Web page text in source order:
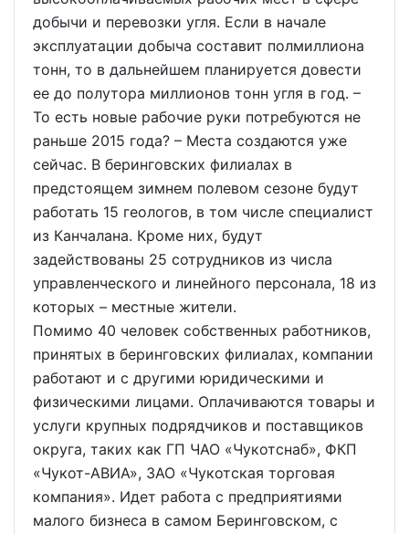
добычи и перевозки угля. Если в начале
эксплуатации добыча составит полмиллиона
тонн, то в дальнейшем планируется довести
ее до полутора миллионов тонн угля в год. –
То есть новые рабочие руки потребуются не
раньше 2015 года? – Места создаются уже
сейчас. В беринговских филиалах в
предстоящем зимнем полевом сезоне будут
работать 15 геологов, в том числе специалист
из Канчалана. Кроме них, будут
задействованы 25 сотрудников из числа
управленческого и линейного персонала, 18 из
которых – местные жители.
Помимо 40 человек собственных работников,
принятых в беринговских филиалах, компании
работают и с другими юридическими и
физическими лицами. Оплачиваются товары и
услуги крупных подрядчиков и поставщиков
округа, таких как ГП ЧАО «Чукотснаб», ФКП
«Чукот-АВИА», ЗАО «Чукотская торговая
компания». Идет работа с предприятиями
малого бизнеса в самом Беринговском, с